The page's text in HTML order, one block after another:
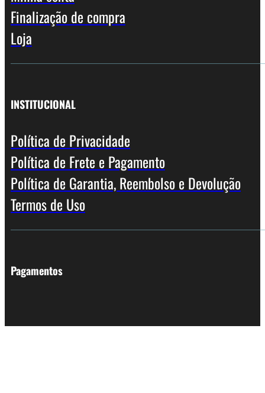
Finalização de compra
Loja
INSTITUCIONAL
Política de Privacidade
Política de Frete e Pagamento
Política de Garantia, Reembolso e Devolução
Termos de Uso
Pagamentos